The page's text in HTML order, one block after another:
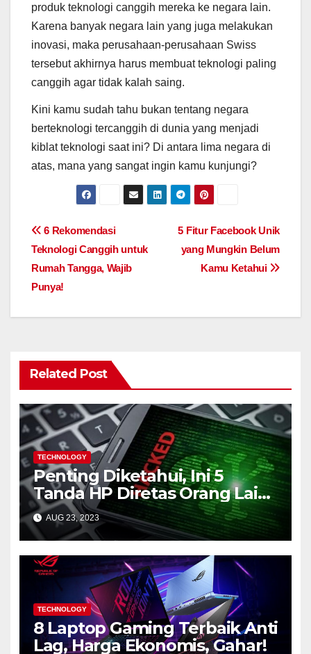
produk teknologi canggih mereka ke negara lain.
Karena banyak negara lain yang juga melakukan
inovasi, maka perusahaan-perusahaan Swiss
tersebut akhirnya harus membuat teknologi paling
canggih agar tidak kalah saing.
Kini kamu sudah tahu bukan tentang negara
berteknologi tercanggih di dunia yang menjadi
kiblat teknologi saat ini? Di antara lima negara di
atas, mana yang sangat ingin kamu kunjungi?
Post
navigation
5 Fitur Facebook Unik
yang Mungkin Belum
Kamu Ketahui
6 Rekomendasi
Teknologi Canggih untuk
Rumah Tangga, Wajib
Punya!
Related Post
TECHNOLOGY
Penting Diketahui, Ini 5
Tanda HP Diretas Orang Lain
(Waspada)
AUG 23, 2023
TECHNOLOGY
8 Laptop Gaming Terbaik Anti
Lag, Harga Ekonomis, Gahar!